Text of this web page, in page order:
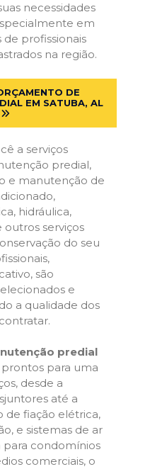
necessidades
em
de profissionais
na região.
DE
EM SATUBA, AL
a serviços
predial,
e manutenção de
hidráulica,
outros serviços
do seu
são
e
a qualidade dos
predial
para uma
desde a
até a
de fiação elétrica,
e sistemas de ar
para condomínios
comerciais, o